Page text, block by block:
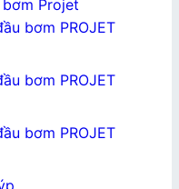
Projet
bơm PROJET
bơm PROJET
bơm PROJET